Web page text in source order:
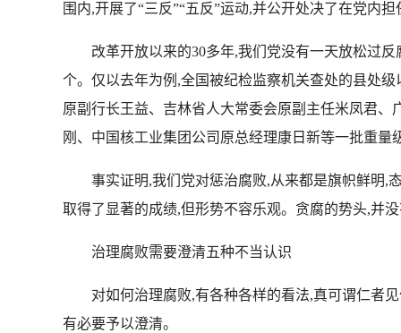
围内,开展了“三反”“五反”运动,并公开处决了在党
改革开放以来的30多年,我们党没有一天放松过反
个。仅以去年为例,全国被纪检监察机关查处的县处
原副行长王益、吉林省人大常委会原副主任米凤君
刚、中国核工业集团公司原总经理康日新等一批重
事实证明,我们党对惩治腐败,从来都是旗帜鲜明,态
取得了显著的成绩,但形势不容乐观。贪腐的势头,
治理腐败需要澄清五种不当认识
对如何治理腐败,有各种各样的看法,真可谓仁者见
有必要予以澄清。